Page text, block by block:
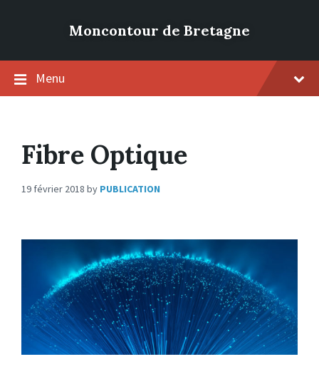
Moncontour de Bretagne
Menu
Fibre Optique
19 février 2018 by PUBLICATION